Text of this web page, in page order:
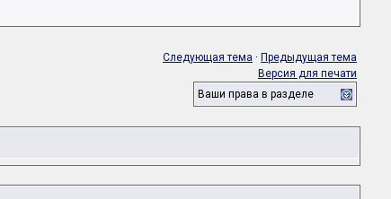
Следующая тема · Предыдущая тема
Версия для печати
Ваши права в разделе